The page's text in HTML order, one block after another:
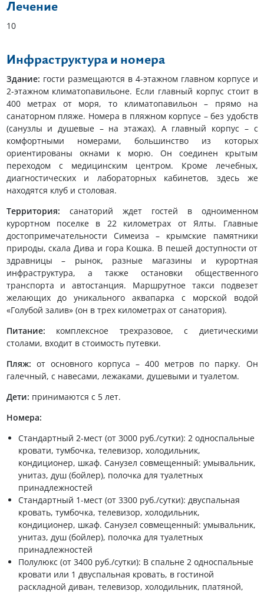
Лечение
10
Инфраструктура и номера
Здание: гости размещаются в 4-этажном главном корпусе и
2-этажном климатопавильоне. Если главный корпус стоит в
400 метрах от моря, то климатопавильон – прямо на
санаторном пляже. Номера в пляжном корпусе – без удобств
(санузлы и душевые – на этажах). А главный корпус – с
комфортными номерами, большинство из которых
ориентированы окнами к морю. Он соединен крытым
переходом с медицинским центром. Кроме лечебных,
диагностических и лабораторных кабинетов, здесь же
находятся клуб и столовая.
Территория: санаторий ждет гостей в одноименном
курортном поселке в 22 километрах от Ялты. Главные
достопримечательности Симеиза – крымские памятники
природы, скала Дива и гора Кошка. В пешей доступности от
здравницы – рынок, разные магазины и курортная
инфраструктура, а также остановки общественного
транспорта и автостанция. Маршрутное такси подвезет
желающих до уникального аквапарка с морской водой
«Голубой залив» (он в трех километрах от санатория).
Питание: комплексное трехразовое, с диетическими
столами, входит в стоимость путевки.
Пляж: от основного корпуса – 400 метров по парку. Он
галечный, с навесами, лежаками, душевыми и туалетом.
Дети: принимаются с 5 лет.
Номера:
Стандартный 2-мест (от 3000 руб./сутки): 2 односпальные
кровати, тумбочка, телевизор, холодильник,
кондиционер, шкаф. Санузел совмещенный: умывальник,
унитаз, душ (бойлер), полочка для туалетных
принадлежностей
Стандартный 1-мест (от 3300 руб./сутки): двуспальная
кровать, тумбочка, телевизор, холодильник,
кондиционер, шкаф. Санузел совмещенный: умывальник,
унитаз, душ (бойлер), полочка для туалетных
принадлежностей
Полулюкс (от 3400 руб./сутки): В спальне 2 односпальные
кровати или 1 двуспальная кровать, в гостиной
раскладной диван, телевизор, холодильник, платяной,